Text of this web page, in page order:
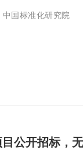
中国标准化研究院
公开招标，